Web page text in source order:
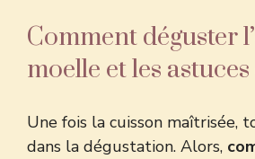
Comment déguster
moelle et les
Une fois la cuisson maîtrisée,
dans la dégustation. Alors,